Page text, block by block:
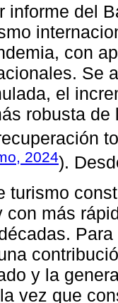
informe del
con
Se
el
robusta
2024).
turismo
con más
y la
vez que